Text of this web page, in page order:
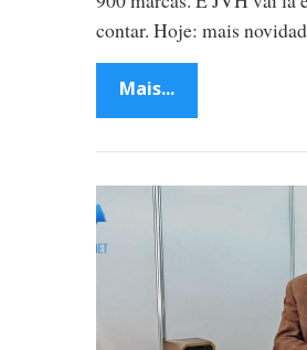
M
u
n
i
q
contar. Hoje: mais
Mais...